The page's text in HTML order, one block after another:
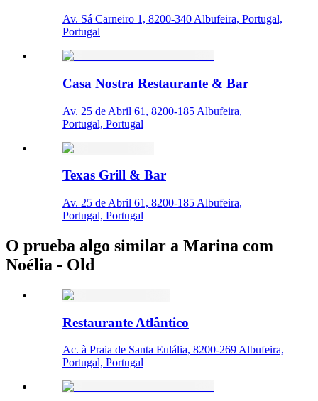
Av. Sá Carneiro 1, 8200-340 Albufeira, Portugal,
Portugal
Casa Nostra Restaurante & Bar
Av. 25 de Abril 61, 8200-185 Albufeira,
Portugal, Portugal
Texas Grill & Bar
Av. 25 de Abril 61, 8200-185 Albufeira,
Portugal, Portugal
O prueba algo similar a Marina com
Noélia - Old
Restaurante Atlântico
Ac. à Praia de Santa Eulália, 8200-269 Albufeira,
Portugal, Portugal